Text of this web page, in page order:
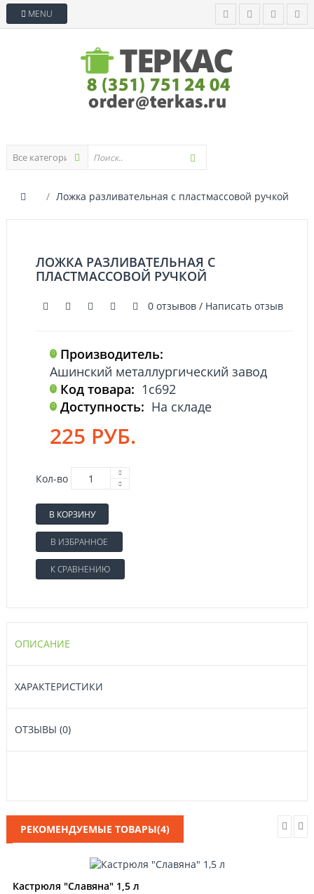
MENU
Ложка разливательная с пластмассовой ручкой
ЛОЖКА РАЗЛИВАТЕЛЬНАЯ С
ПЛАСТМАССОВОЙ РУЧКОЙ
0 отзывов / Написать отзыв
Производитель:
Ашинский металлургический завод
Код товара: 1с692
Доступность: На складе
225 РУБ.
Кол-во
В КОРЗИНУ
В ИЗБРАННОЕ
К СРАВНЕНИЮ
ОПИСАНИЕ
ХАРАКТЕРИСТИКИ
ОТЗЫВЫ (0)
РЕКОМЕНДУЕМЫЕ ТОВАРЫ(4)
Кастрюля "Славяна" 1,5 л